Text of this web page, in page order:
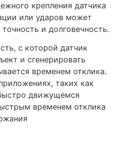
крепления датчика
или ударов может
и долговечность.
с которой датчик
и сгенерировать
временем отклика.
таких как
движущемся
временем отклика